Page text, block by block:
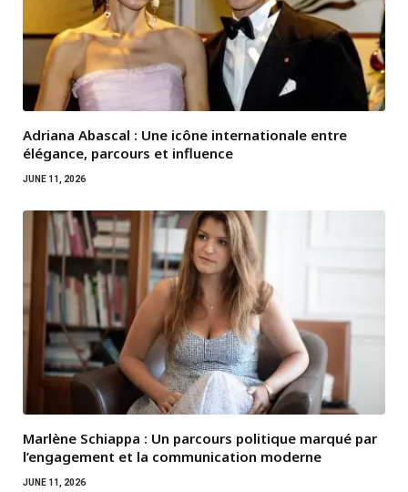
Adriana Abascal : Une icône internationale entre
élégance, parcours et influence
JUNE 11, 2026
Marlène Schiappa : Un parcours politique marqué par
l’engagement et la communication moderne
JUNE 11, 2026